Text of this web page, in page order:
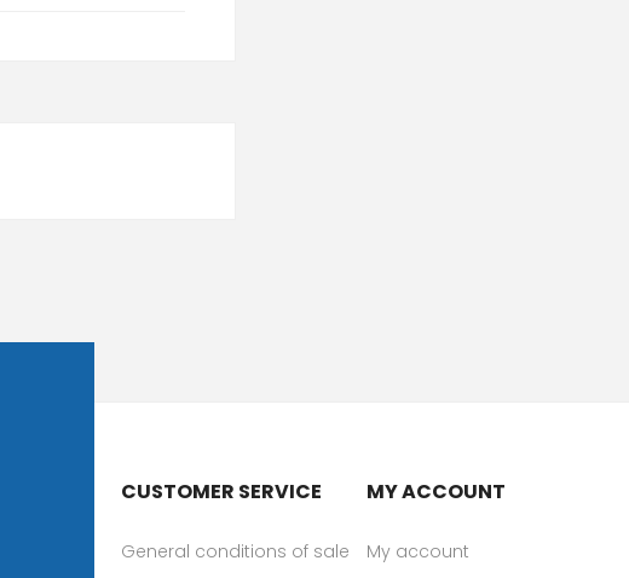
CUSTOMER SERVICE
General conditions of sale
MY ACCOUNT
My account